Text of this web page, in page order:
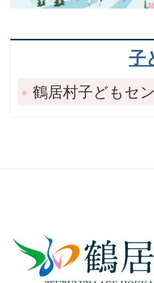
子
鶴居村子どもセ
鶴